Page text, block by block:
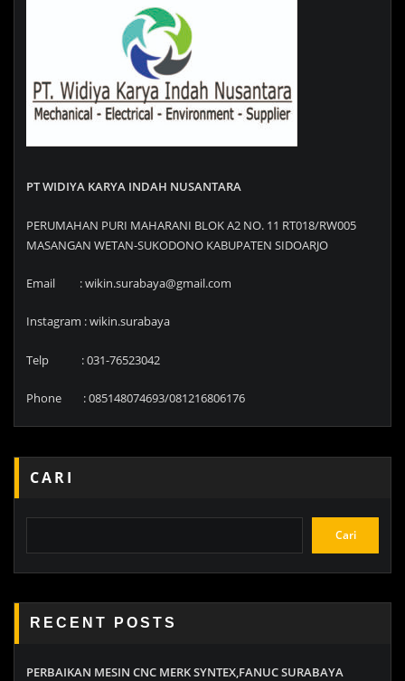
PT WIDIYA KARYA INDAH NUSANTARA
PERUMAHAN PURI MAHARANI BLOK A2 NO. 11 RT018/RW005
MASANGAN WETAN-SUKODONO KABUPATEN SIDOARJO
Email : wikin.surabaya@gmail.com
Instagram : wikin.surabaya
Telp : 031-76523042
Phone : 085148074693/081216806176
CARI
Cari
RECENT POSTS
PERBAIKAN MESIN CNC MERK SYNTEX,FANUC SURABAYA